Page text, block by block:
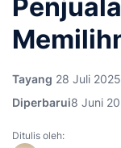
Tayang 28 Juli 2025
Diperbarui8 Juni
Ditulis oleh: